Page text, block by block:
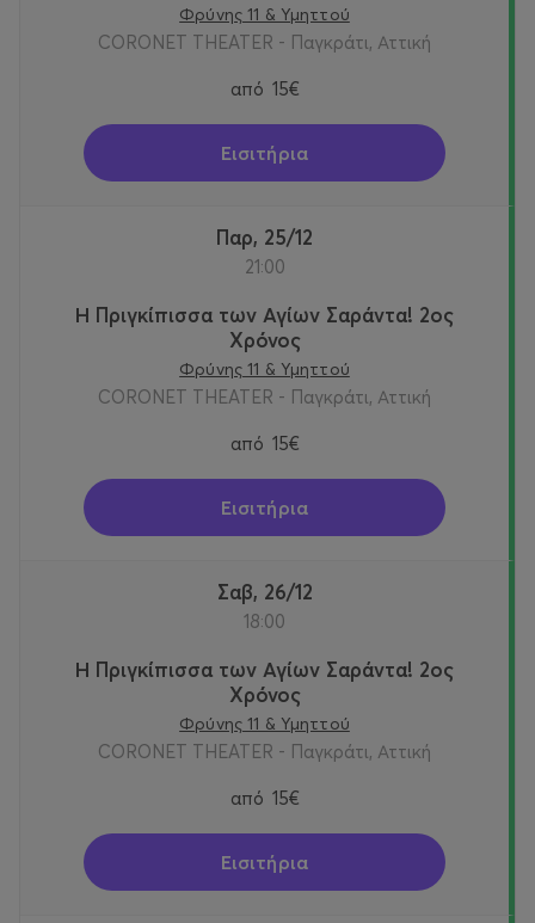
Φρύνης 11 & Υμηττού
CORONET THEATER - Παγκράτι, Αττική
από 15€
Εισιτήρια
Παρ, 25/12
21:00
Η Πριγκίπισσα των Αγίων Σαράντα! 2oς
Χρόνος
Φρύνης 11 & Υμηττού
CORONET THEATER - Παγκράτι, Αττική
από 15€
Εισιτήρια
Σαβ, 26/12
18:00
Η Πριγκίπισσα των Αγίων Σαράντα! 2oς
Χρόνος
Φρύνης 11 & Υμηττού
CORONET THEATER - Παγκράτι, Αττική
από 15€
Εισιτήρια